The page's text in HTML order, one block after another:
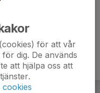
för att vår
dig. De används
att hjälpa oss att
cookies